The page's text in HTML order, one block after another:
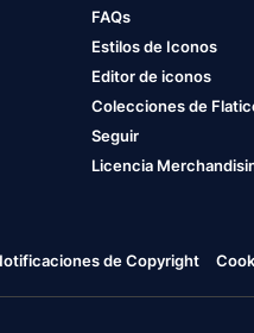
FAQs
Estilos de Iconos
Editor de iconos
Colecciones de
Seguir
Licencia
de Copyright